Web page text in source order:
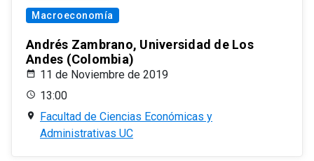
Macroeconomía
Andrés Zambrano, Universidad de Los
Andes (Colombia)
11 de Noviembre de 2019
13:00
Facultad de Ciencias Económicas y
Administrativas UC